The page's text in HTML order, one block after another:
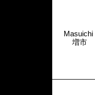
Masuichi
増市